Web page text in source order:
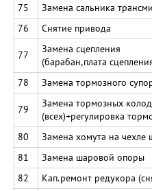
75
Замена сальника
76
Снятие привода
77
Замена сцепления
(барабан,плата
78
Замена тормозного
79
Замена тормозных
(всех)+регулировка
80 Замена хомута на чехле
81
Замена шаровой опоры
82
Кап.ремонт редукора